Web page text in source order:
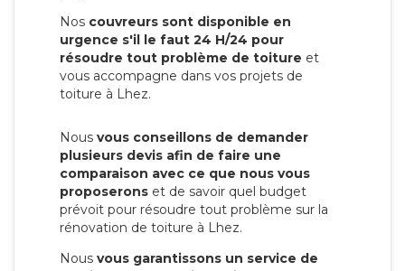
Nos couvreurs sont disponible en
urgence s'il le faut 24 H/24 pour
résoudre tout problème de toiture et
vous accompagne dans vos projets de
toiture à Lhez.
Nous vous conseillons de demander
plusieurs devis afin de faire une
comparaison avec ce que nous vous
proposerons et de savoir quel budget
prévoit pour résoudre tout problème sur la
rénovation de toiture à Lhez.
Nous vous garantissons un service de